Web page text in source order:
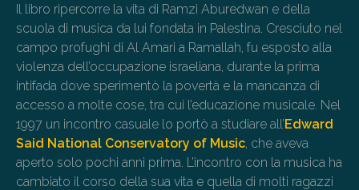
Il libro ripercorre la vita di Ramzi Aburedwan e della
scuola di musica da lui fondata in Palestina. Cresciuto nel
campo profughi di Al Amari a Ramallah, fu esposto alla
violenza dell’occupazione israeliana, durante la prima
intifada dove sperimentò la povertà e la mancanza di
accesso a molte cose, tra cui l’educazione musicale. Nel
1997 un incontro casuale lo portò a studiare all’Edward
Said National Conservatory of Music, che aveva
aperto solo pochi anni prima. L’incontro con la musica ha
cambiato il corso della sua vita e quella di molti ragazzi